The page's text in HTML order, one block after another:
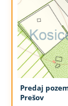
Predaj
Prešov